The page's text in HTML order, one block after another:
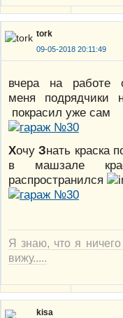
tork
09-05-2018 20:11:49
вчера на работе
меня подрядчики
покрасил уже сам
ХочуЗнать краска
в машзале
распространился
Я знаю, что я
вижу.....
kisa